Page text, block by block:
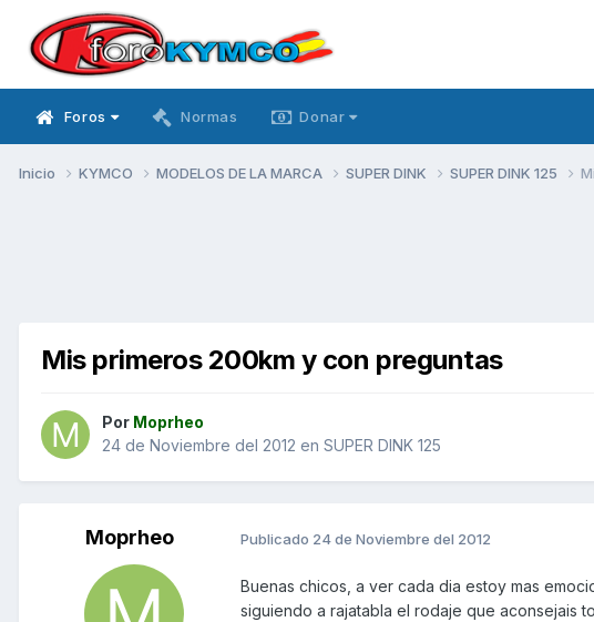
Foros Normas Donar
Inicio KYMCO MODELOS DE LA MARCA SUPER DINK SUPER DINK 125
Mis primeros 200km y con preguntas
Por Moprheo
24 de Noviembre del 2012 en SUPER DINK 125
Moprheo Publicado 24 de Noviembre del 2012
Buenas chicos, a ver cada dia estoy mas
siguiendo a rajatabla el rodaje que aconsejais